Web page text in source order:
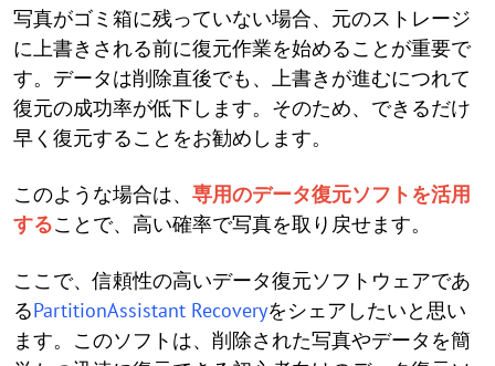
写真がゴミ箱に残っていない場合、元のストレージ
に上書きされる前に復元作業を始めることが重要で
す。データは削除直後でも、上書きが進むにつれて
復元の成功率が低下します。そのため、できるだけ
早く復元することをお勧めします。
このような場合は、 専用のデータ復元ソフトを活用
することで、高い確率で写真を取り戻せます。
ここで、信頼性の高いデータ復元ソフトウェアであ
るPartitionAssistant Recoveryをシェアしたいと思い
ます。このソフトは、削除された写真やデータを簡